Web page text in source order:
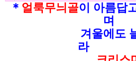
＊ 얼룩무늬골이 아름답
며
겨울에도 늘푸